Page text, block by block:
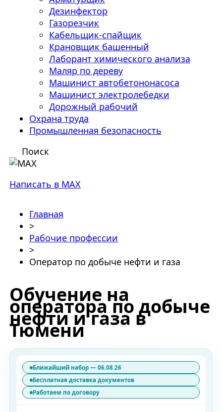
Дезинфектор
Газорезчик
Кабельщик-спайщик
Крановщик башенный
Лаборант химического анализа
Маляр по дереву
Машинист автобетононасоса
Машинист электролебедки
Дорожный рабочий
Охрана труда
Промышленная безопасность
Поиск
Написать в MAX
Главная
>
Рабочие профессии
>
Оператор по добыче нефти и газа
Обучение на
оператора по добыче
нефти и газа в
Тюмени
Ближайший набор — 06.08.26
Бесплатная доставка документов
Работаем по договору